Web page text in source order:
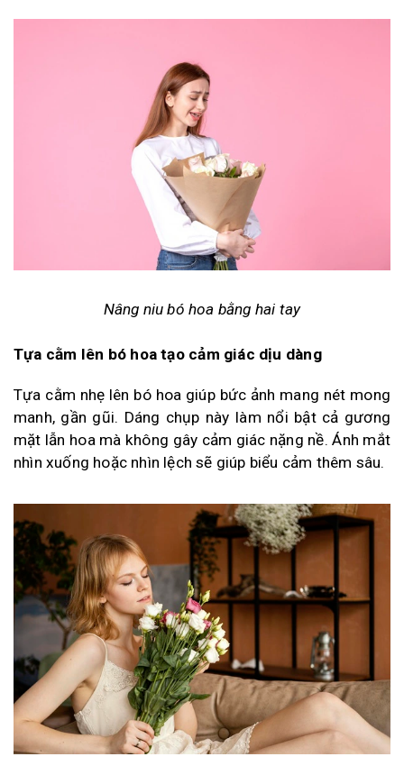
Nâng niu bó hoa bằng hai tay
Tựa cằm lên bó hoa tạo cảm giác dịu dàng
Tựa cằm nhẹ lên bó hoa giúp bức ảnh mang nét mong
manh, gần gũi. Dáng chụp này làm nổi bật cả gương
mặt lẫn hoa mà không gây cảm giác nặng nề. Ánh mắt
nhìn xuống hoặc nhìn lệch sẽ giúp biểu cảm thêm sâu.